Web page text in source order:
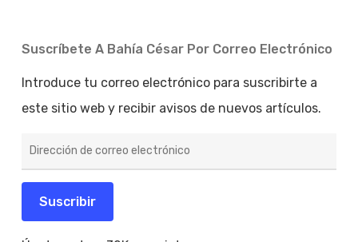
Suscríbete A Bahía César Por Correo Electrónico
Introduce tu correo electrónico para suscribirte a
este sitio web y recibir avisos de nuevos artículos.
de
electrónico
Suscribir